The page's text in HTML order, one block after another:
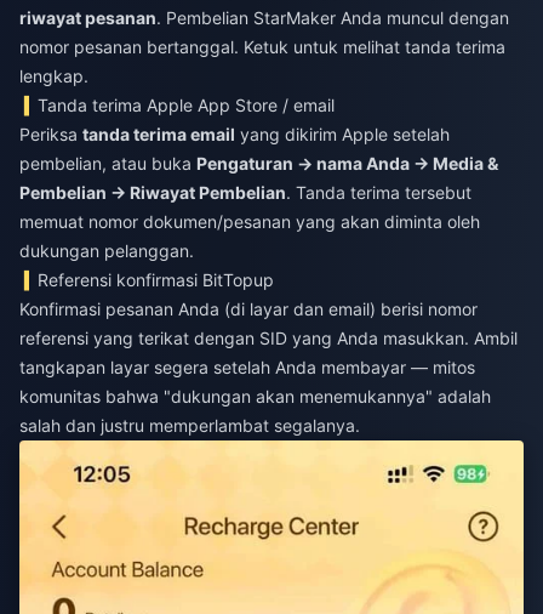
riwayat pesanan. Pembelian StarMaker Anda muncul dengan
nomor pesanan bertanggal. Ketuk untuk melihat tanda terima
lengkap.
Tanda terima Apple App Store / email
Periksa tanda terima email yang dikirim Apple setelah
pembelian, atau buka Pengaturan → nama Anda → Media &
Pembelian → Riwayat Pembelian. Tanda terima tersebut
memuat nomor dokumen/pesanan yang akan diminta oleh
dukungan pelanggan.
Referensi konfirmasi BitTopup
Konfirmasi pesanan Anda (di layar dan email) berisi nomor
referensi yang terikat dengan SID yang Anda masukkan. Ambil
tangkapan layar segera setelah Anda membayar — mitos
komunitas bahwa "dukungan akan menemukannya" adalah
salah dan justru memperlambat segalanya.